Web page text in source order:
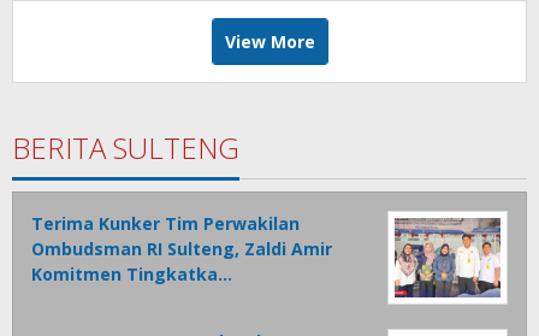
View More
BERITA SULTENG
Terima Kunker Tim Perwakilan
Ombudsman RI Sulteng, Zaldi Amir
Komitmen Tingkatka…